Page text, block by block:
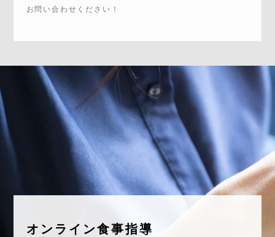
お問い合わせください！
オンライン食事指導